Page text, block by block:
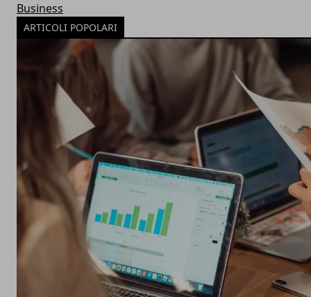
Business
ARTICOLI POPOLARI